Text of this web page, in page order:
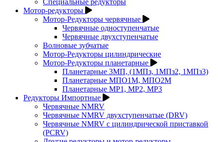
Специальные редукторы
Мотор-редукторы
Мотор-Редукторы червячные
Червячные одноступенчатые
Червячные двухступенчатые
Волновые зубчатые
Мотор-Редукторы цилиндрические
Мотор-Редукторы планетарные
Планетарные 3МП, (1МПз, 1МПз2, 1МПз3)
Планетарные МПО1М, МПО2М
Планетарные МР1, МР2, МР3
Редукторы Импортные
Червячные NMRV
Червячные NMRV двухступенчатые (DRV)
Червячные NMRV с цилиндрической приставкой
(PCRV)